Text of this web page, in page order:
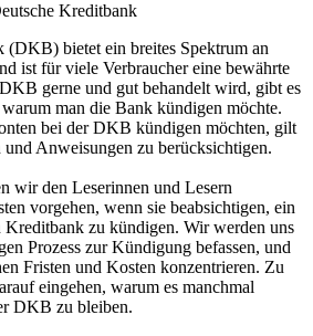
Kreditbank
(DKB) bietet ein breites Spektrum an
ist für viele Verbraucher eine bewährte
gerne und gut behandelt wird, gibt es
man die Bank kündigen möchte.
bei der DKB kündigen möchten, gilt
Anweisungen zu berücksichtigen.
wir den Leserinnen und Lesern
vorgehen, wenn sie beabsichtigen, ein
zu kündigen. Wir werden uns
Prozess zur Kündigung befassen, und
Fristen und Kosten konzentrieren. Zu
eingehen, warum es manchmal
DKB zu bleiben.